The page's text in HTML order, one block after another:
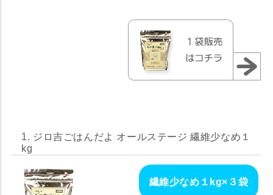
1. ジロ吉ごはんだよ オールステージ 繊維少なめ１
kg
繊維少なめ１kg×３袋